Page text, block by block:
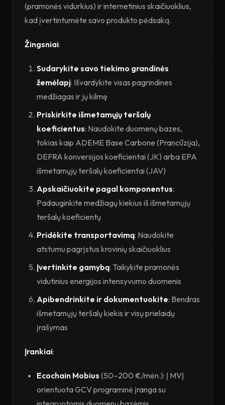
(pramonės vidurkius) ir internetinius skaičiuoklius,
kad įvertintumėte savo produkto pėdsaką.
Žingsniai:
Sudarykite savo tiekimo grandinės
žemėlapį: Išvardykite visas pagrindines
medžiagas ir jų kilmę
Priskirkite išmetamųjų teršalų
koeficientus: Naudokite duomenų bazes,
tokias kaip ADEME Base Carbone (Prancūzija),
DEFRA konversijos koeficientai (JK) arba EPA
išmetamųjų teršalų koeficientai (JAV)
Apskaičiuokite pagal komponentus:
Padauginkite medžiagų kiekius iš išmetamųjų
teršalų koeficientų
Pridėkite transportavimą: Naudokite
atstumu pagrįstus krovinių skaičiuoklius
Įvertinkite gamybą: Taikykite pramonės
vidutinius energijos intensyvumo duomenis
Apibendrinkite ir dokumentuokite: Bendras
išmetamųjų teršalų kiekis ir visų prielaidų
įrašymas
Įrankiai:
Ecochain Mobius (50–200 €/mėn.): Į MVĮ
orientuota GCV programinė įranga su